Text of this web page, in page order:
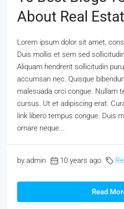
About Real
Lorem ipsum dolor sit amet,
Duis mollis et sem sed
Aliquam hendrerit sollicitudin
accumsan nec. Quisque
malesuada orci congue. Nullam
cursus. Ut et adipiscing erat.
link libero tempus congue. Duis
ornare neque...
by admin 10 years ago
Read